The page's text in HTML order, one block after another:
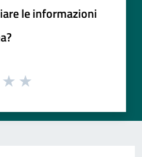
le informazioni